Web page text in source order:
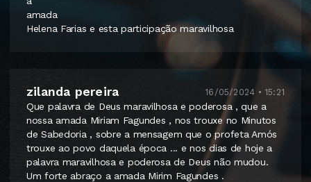
amada
Helena Farias e esta participação maravilhosa
zilanda pereira 16/05/2024 • 15:21
Que palavra de Deus maravilhosa e poderosa , que a
nossa amada Miriam Fagundes , nos trouxe no Minutos
de Sabedoria , sobre a mensagem que o profeta Amós
trouxe ao povo daquela época ... e nos dias de hoje a
palavra maravilhosa e poderosa de Deus não mudou.
Um forte abraço a amada Mirim Fagundes .